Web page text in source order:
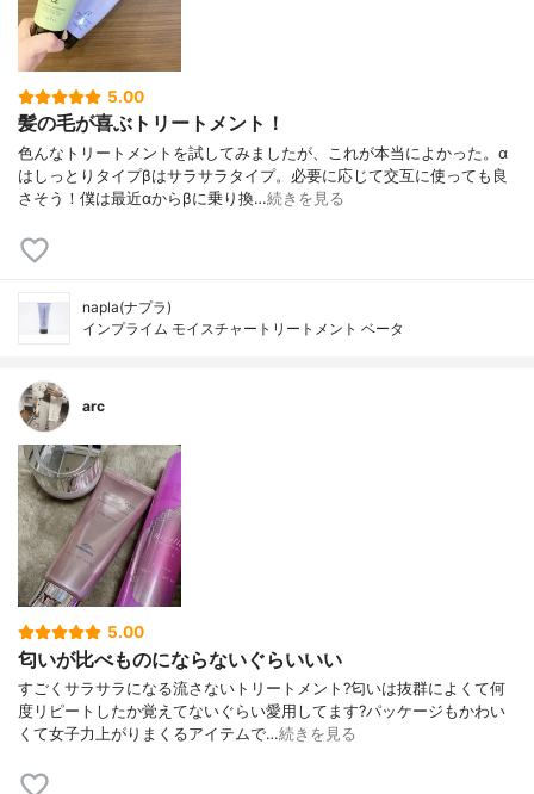
5.00
髪の毛が喜ぶトリートメント！
色んなトリートメントを試してみましたが、これが本当によかった。α
はしっとりタイプβはサラサラタイプ。必要に応じて交互に使っても良
さそう！僕は最近αからβに乗り換…続きを見る
napla(ナプラ)
インプライム モイスチャートリートメント ベータ
arc
5.00
匂いが比べものにならないぐらいいい
すごくサラサラになる流さないトリートメント?匂いは抜群によくて何
度リピートしたか覚えてないぐらい愛用してます?パッケージもかわい
くて女子力上がりまくるアイテムで…続きを見る